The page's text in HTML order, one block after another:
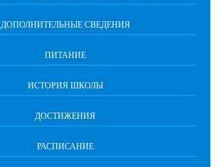
ДОПОЛНИТЕЛЬНЫЕ СВЕДЕНИЯ
ПИТАНИЕ
ИСТОРИЯ ШКОЛЫ
ДОСТИЖЕНИЯ
РАСПИСАНИЕ